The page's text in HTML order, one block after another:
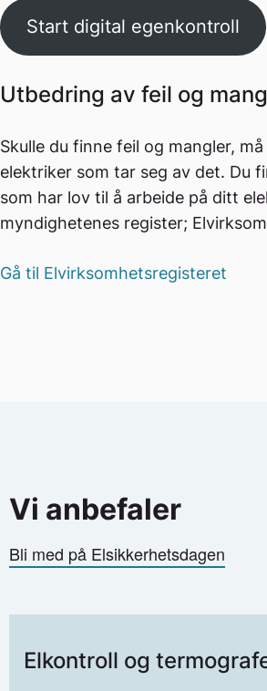
Start digital egenkontroll
Utbedring av feil og
Skulle du finne feil og mangler,
elektriker som tar seg av det. Du
som har lov til å arbeide på ditt
myndighetenes register;
Gå til Elvirksomhetsregisteret
Vi anbefaler
Bli med på Elsikkerhetsdagen
Elkontroll og